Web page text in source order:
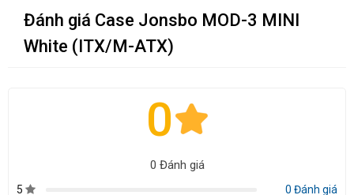
Đánh giá Case Jonsbo MOD-3 MINI
White (ITX/M-ATX)
0
0 Đánh giá
5
0 Đánh giá